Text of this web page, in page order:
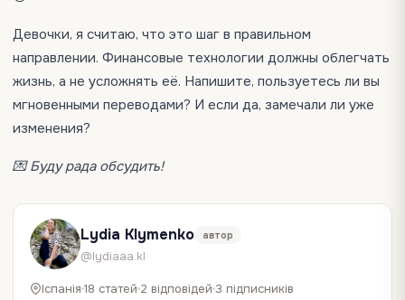
Девочки, я считаю, что это шаг в правильном
направлении. Финансовые технологии должны облегчать
жизнь, а не усложнять её. Напишите, пользуетесь ли вы
мгновенными переводами? И если да, замечали ли уже
изменения?
💌 Буду рада обсудить!
Lydia Klymenko автор
@lydiaaa.kl
Іспанія 18 статей 2 відповідей 3 підписників